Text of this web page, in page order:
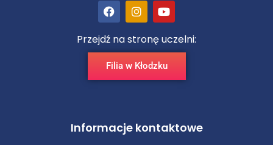
Przejdź na stronę uczelni:
Filia w Kłodzku
Informacje kontaktowe